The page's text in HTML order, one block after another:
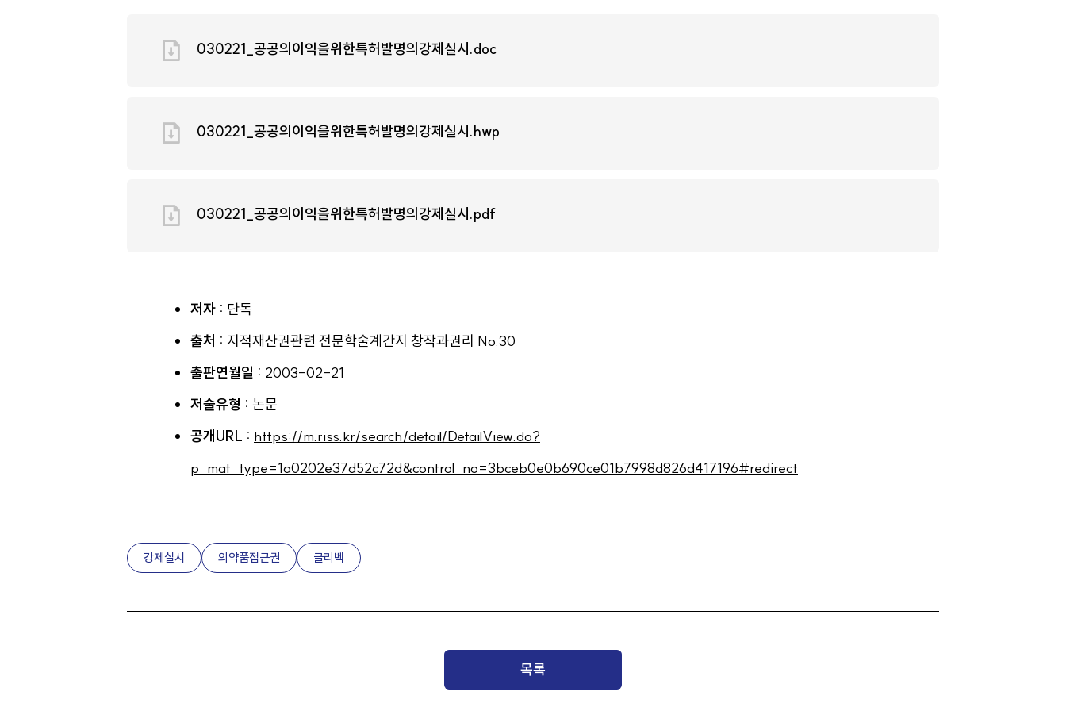
030221_공공의이익을위한특허발명의강제실시.doc
030221_공공의이익을위한특허발명의강제실시.hwp
030221_공공의이익을위한특허발명의강제실시.pdf
저자 : 단독
출처 : 지적재산권관련 전문학술계간지 창작과권리 No.30
출판연월일 : 2003-02-21
저술유형 : 논문
공개URL : https://m.riss.kr/search/detail/DetailView.do?
p_mat_type=1a0202e37d52c72d&control_no=3bceb0e0b690ce01b7998d826d417196#redirect
강제실시 의약품접근권 글리벡
목록